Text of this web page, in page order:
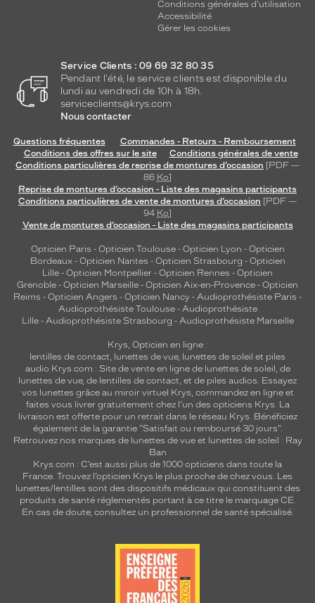
Conditions générales d'utilisation
Accessibilité
Gérer les cookies
Service Clients : 09 69 32 80 35
Pendant l'été, le service clients est disponible du
lundi au vendredi de 10h à 18h.
serviceclients@krys.com
Nous contacter
Questions fréquentes
Commandes - Retours - Remboursement
Conditions des offres sur le site
Conditions générales de vente
Conditions particulières de reprise de montures d’occasion [PDF —
86 Ko]
Reprise de montures d’occasion - Liste des magasins participants
Conditions particulières de vente de montures d’occasion [PDF —
94 Ko]
Vente de montures d’occasion - Liste des magasins participants
Opticien Paris - Opticien Toulouse- Opticien Lyon - Opticien
Bordeaux- Opticien Nantes - Opticien Strasbourg - Opticien
Lille - Opticien Montpellier - Opticien Rennes - Opticien
Grenoble - Opticien Marseille - Opticien Aix-en-Provence - Opticien
Reims - Opticien Angers - Opticien Nancy - Audioprothésiste Paris -
Audioprothésiste Toulouse- Audioprothésiste
Lille- Audioprothésiste Strasbourg - Audioprothésiste Marseille
Krys, Opticien en ligne :
lentilles de contact, lunettes de vue, lunettes de soleil et piles
audio Krys.com : Site de vente en ligne de lunettes de soleil, de
lunettes de vue, de lentilles de contact, et de piles audios. Essayez
vos lunettes grâce au miroir virtuel Krys, commandez en ligne et
faites vous livrer gratuitement chez l'un des opticiens Krys. La
livraison est offerte pour un retrait dans le réseau Krys. Bénéficiez
également de la garantie "Satisfait ou remboursé 30 jours".
Retrouvez nos marques de lunettes de vue et lunettes de soleil : Ray
Ban
Krys.com : C’est aussi plus de 1000 opticiens dans toute la
France. Trouvez l’opticien Krys le plus proche de chez vous. Les
lunettes/lentilles sont des dispositifs médicaux qui constituent des
produits de santé réglementés portant à ce titre le marquage CE.
En cas de doute, consultez un professionnel de santé spécialisé.